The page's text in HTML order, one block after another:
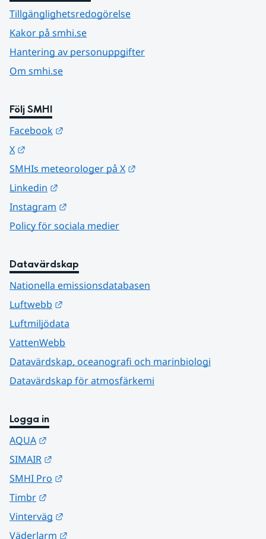
Tillgänglighetsredogörelse
Kakor på smhi.se
Hantering av personuppgifter
Om smhi.se
Följ SMHI
Facebook
X
SMHIs meteorologer på X
Linkedin
Instagram
Policy för sociala medier
Datavärdskap
Nationella emissionsdatabasen
Luftwebb
Luftmiljödata
VattenWebb
Datavärdskap, oceanografi och marinbiologi
Datavärdskap för atmosfärkemi
Logga in
AQUA
SIMAIR
SMHI Pro
Timbr
Vinterväg
Väderlarm